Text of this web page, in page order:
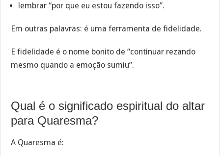
lembrar “por que eu estou fazendo isso”.
Em outras palavras: é uma ferramenta de fidelidade.
E fidelidade é o nome bonito de “continuar rezando
mesmo quando a emoção sumiu”.
Qual é o significado espiritual do altar
para Quaresma?
A Quaresma é: